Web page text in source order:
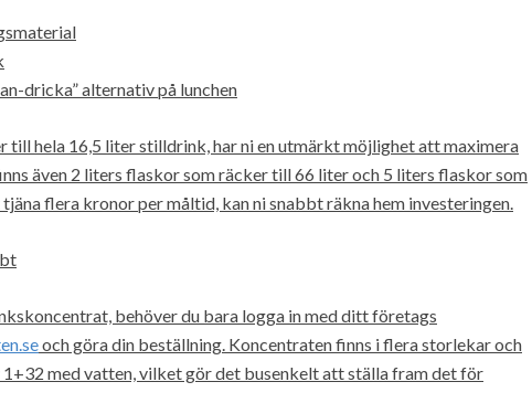
dricka” alternativ på lunchen
hela 16,5 liter stilldrink, har ni en utmärkt möjlighet att maximera
även 2 liters flaskor som räcker till 66 liter och 5 liters flaskor som
flera kronor per måltid, kan ni snabbt räkna hem investeringen.
behöver du bara logga in med ditt företags
och göra din beställning. Koncentraten finns i flera storlekar och
med vatten, vilket gör det busenkelt att ställa fram det för